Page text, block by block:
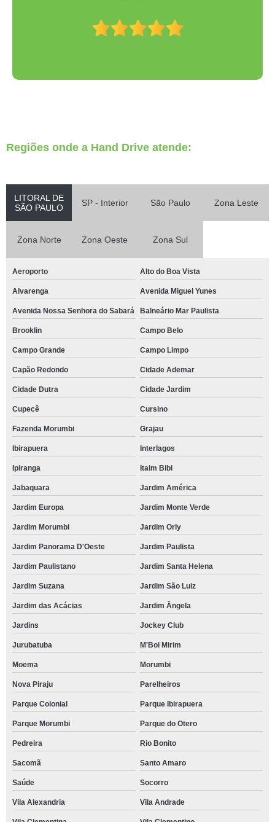
Regiões onde a Hand Drive atende:
LITORAL DE
SÃO PAULO
SP - Interior São Paulo Zona Leste
Zona Norte Zona Oeste Zona Sul
Aeroporto Alto do Boa Vista
Alvarenga Avenida Miguel Yunes
Avenida Nossa Senhora do Sabará Balneário Mar Paulista
Brooklin Campo Belo
Campo Grande Campo Limpo
Capão Redondo Cidade Ademar
Cidade Dutra Cidade Jardim
Cupecê Cursino
Fazenda Morumbi Grajau
Ibirapuera Interlagos
Ipiranga Itaim Bibi
Jabaquara Jardim América
Jardim Europa Jardim Monte Verde
Jardim Morumbi Jardim Orly
Jardim Panorama D'Oeste Jardim Paulista
Jardim Paulistano Jardim Santa Helena
Jardim Suzana Jardim São Luiz
Jardim das Acácias Jardim Ângela
Jardins Jockey Club
Jurubatuba M'Boi Mirim
Moema Morumbi
Nova Piraju Parelheiros
Parque Colonial Parque Ibirapuera
Parque Morumbi Parque do Otero
Pedreira Rio Bonito
Sacomã Santo Amaro
Saúde Socorro
Vila Alexandria Vila Andrade